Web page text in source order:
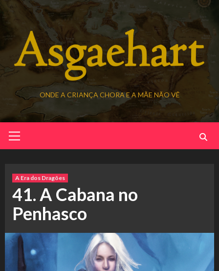
Skip
to
content
ONDE A CRIANÇA CHORA E A MÃE NÃO VÊ
Menu
A Era dos Dragões
41. A Cabana no
Penhasco